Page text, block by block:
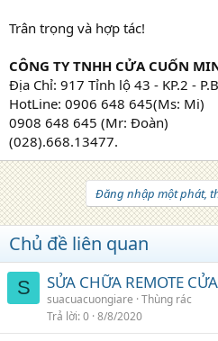
Trân trọng và hợp tác!
CÔNG TY TNHH CỬA CUỐN
Địa Chỉ: 917 Tỉnh lộ 43 - KP.2 -
HotLine: 0906 648 645(Ms: Mi)
0908 648 645 (Mr: Đoàn)
(028).668.13477.
Đăng nhập một phát,
Chủ đề liên quan
S SỬA CHỮA REMOTE
suacuacuongiare Thùng rác
Trả lời 0 8/8/2020